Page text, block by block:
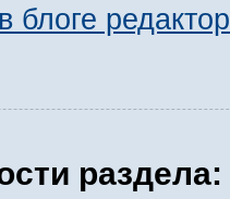
блоге
раздела: